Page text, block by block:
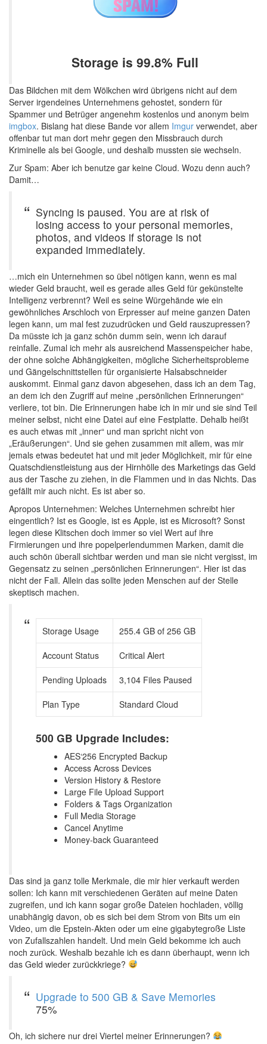
Storage is 99.8% Full
Das Bildchen mit dem Wölkchen wird übrigens nicht auf dem
Server irgendeines Unternehmens gehostet, sondern für
Spammer und Betrüger angenehm kostenlos und anonym beim
imgbox. Bislang hat diese Bande vor allem Imgur verwendet, aber
offenbar tut man dort mehr gegen den Missbrauch durch
Kriminelle als bei Google, und deshalb mussten sie wechseln.
Zur Spam: Aber ich benutze gar keine Cloud. Wozu denn auch?
Damit…
Syncing is paused. You are at risk of
losing access to your personal memories,
photos, and videos if storage is not
expanded immediately.
…mich ein Unternehmen so übel nötigen kann, wenn es mal
wieder Geld braucht, weil es gerade alles Geld für gekünstelte
Intelligenz verbrennt? Weil es seine Würgehände wie ein
gewöhnliches Arschloch von Erpresser auf meine ganzen Daten
legen kann, um mal fest zuzudrücken und Geld rauszupressen?
Da müsste ich ja ganz schön dumm sein, wenn ich darauf
reinfalle. Zumal ich mehr als ausreichend Massenspeicher habe,
der ohne solche Abhängigkeiten, mögliche Sicherheitsprobleme
und Gängelschnittstellen für organisierte Halsabschneider
auskommt. Einmal ganz davon abgesehen, dass ich an dem Tag,
an dem ich den Zugriff auf meine „persönlichen Erinnerungen“
verliere, tot bin. Die Erinnerungen habe ich in mir und sie sind Teil
meiner selbst, nicht eine Datei auf eine Festplatte. Dehalb heißt
es auch etwas mit „inner“ und man spricht nicht von
„Eräußerungen“. Und sie gehen zusammen mit allem, was mir
jemals etwas bedeutet hat und mit jeder Möglichkeit, mir für eine
Quatschdienstleistung aus der Hirnhölle des Marketings das Geld
aus der Tasche zu ziehen, in die Flammen und in das Nichts. Das
gefällt mir auch nicht. Es ist aber so.
Apropos Unternehmen: Welches Unternehmen schreibt hier
eingentlich? Ist es Google, ist es Apple, ist es Microsoft? Sonst
legen diese Klitschen doch immer so viel Wert auf ihre
Firmierungen und ihre popelperlendummen Marken, damit die
auch schön überall sichtbar werden und man sie nicht vergisst, im
Gegensatz zu seinen „persönlichen Erinnerungen“. Hier ist das
nicht der Fall. Allein das sollte jeden Menschen auf der Stelle
skeptisch machen.
Storage Usage 255.4 GB of 256 GB
Account Status Critical Alert
Pending Uploads 3,104 Files Paused
Plan Type Standard Cloud
500 GB Upgrade Includes:
AES‘256 Encrypted Backup
Access Across Devices
Version History & Restore
Large File Upload Support
Folders & Tags Organization
Full Media Storage
Cancel Anytime
Money-back Guaranteed
Das sind ja ganz tolle Merkmale, die mir hier verkauft werden
sollen: Ich kann mit verschiedenen Geräten auf meine Daten
zugreifen, und ich kann sogar große Dateien hochladen, völlig
unabhängig davon, ob es sich bei dem Strom von Bits um ein
Video, um die Epstein-Akten oder um eine gigabytegroße Liste
von Zufallszahlen handelt. Und mein Geld bekomme ich auch
noch zurück. Weshalb bezahle ich es dann überhaupt, wenn ich
das Geld wieder zurückkriege?
Upgrade to 500 GB & Save Memories
75%
Oh, ich sichere nur drei Viertel meiner Erinnerungen?